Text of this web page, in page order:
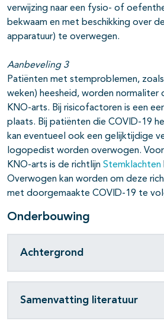
verwijzing naar een fysio- of
bekwaam en met beschikking over
apparatuur) te overwegen.
Aanbeveling 3
Patiënten met stemproblemen,
weken) heesheid, worden normaliter
KNO-arts. Bij risicofactoren is een
plaats. Bij patiënten die COVID-19
kan eventueel ook een gelijktijdige
logopedist worden overwogen.
KNO-arts is de richtlijn Stemklachten
Overwogen kan worden om deze
met doorgemaakte COVID-19 te
Onderbouwing
Achtergrond
Samenvatting literatuur